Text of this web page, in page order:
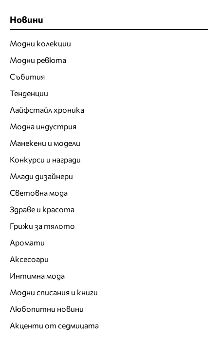
Новини
Модни колекции
Модни ревюта
Събития
Тенденции
Лайфстайл хроника
Модна индустрия
Манекени и модели
Конкурси и награди
Млади дизайнери
Световна мода
Здраве и красота
Грижи за тялото
Аромати
Аксесоари
Интимна мода
Модни списания и книги
Любопитни новини
Акценти от седмицата